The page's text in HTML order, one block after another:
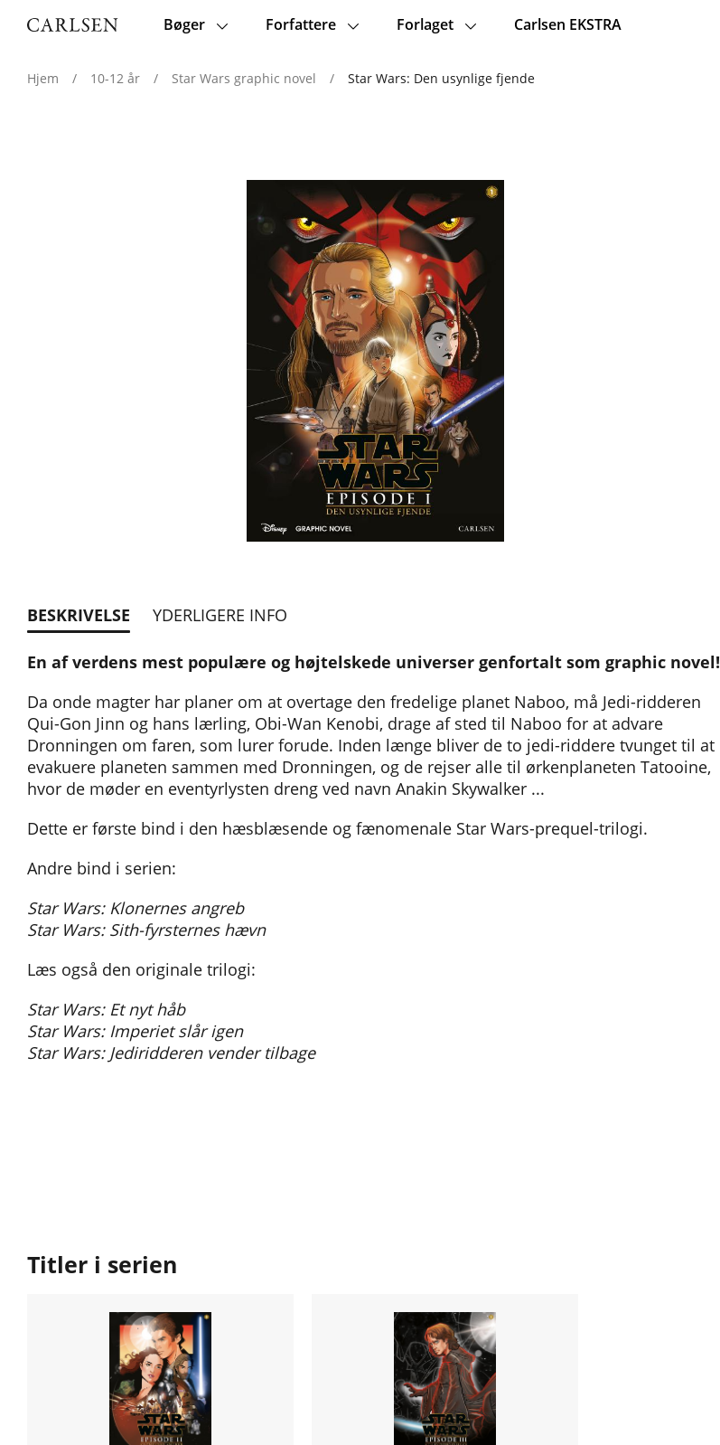
Main
Bøger Forfattere Forlaget Carlsen EKSTRA
Hjem / 10-12 år / Star Wars graphic novel / Star Wars: Den usynlige fjende
BESKRIVELSE YDERLIGERE INFO
En af verdens mest populære og højtelskede universer genfortalt som graphic novel!
Da onde magter har planer om at overtage den fredelige planet Naboo, må Jedi-ridderen
Qui-Gon Jinn og hans lærling, Obi-Wan Kenobi, drage af sted til Naboo for at advare
Dronningen om faren, som lurer forude. Inden længe bliver de to jedi-riddere tvunget til at
evakuere planeten sammen med Dronningen, og de rejser alle til ørkenplaneten Tatooine,
hvor de møder en eventyrlysten dreng ved navn Anakin Skywalker ...
Dette er første bind i den hæsblæsende og fænomenale Star Wars-prequel-trilogi.
Andre bind i serien:
Star Wars: Klonernes angreb
Star Wars: Sith-fyrsternes hævn
Læs også den originale trilogi:
Star Wars: Et nyt håb
Star Wars: Imperiet slår igen
Star Wars: Jediridderen vender tilbage
Titler i serien